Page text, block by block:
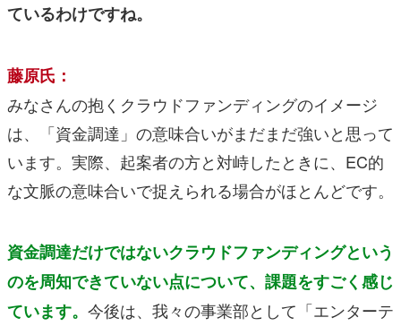
ているわけですね。
藤原氏：
みなさんの抱くクラウドファンディングのイメージ
は、「資金調達」の意味合いがまだまだ強いと思って
います。実際、起案者の方と対峙したときに、EC的
な文脈の意味合いで捉えられる場合がほとんどです。
資金調達だけではないクラウドファンディングという
のを周知できていない点について、課題をすごく感じ
ています。 今後は、我々の事業部として「エンターテ